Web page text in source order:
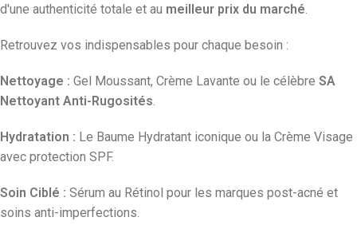
d'une authenticité totale et au meilleur prix du marché
Retrouvez vos indispensables pour chaque besoin :
Nettoyage : Gel Moussant, Crème Lavante ou le célèbre SA
Nettoyant Anti-Rugosités
Hydratation : Le Baume Hydratant iconique ou la Crème Visage
avec protection SPF.
Soin Ciblé : Sérum au Rétinol pour les marques post-acné et
soins anti-imperfections.